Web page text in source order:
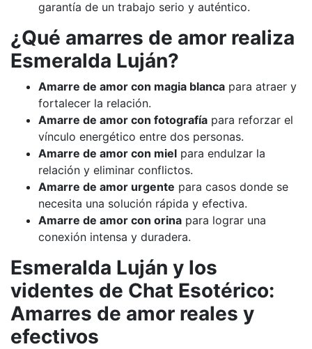
garantía de un trabajo serio y auténtico.
¿Qué amarres de amor realiza
Esmeralda Luján?
Amarre de amor con magia blanca para atraer y
fortalecer la relación.
Amarre de amor con fotografía para reforzar el
vínculo energético entre dos personas.
Amarre de amor con miel para endulzar la
relación y eliminar conflictos.
Amarre de amor urgente para casos donde se
necesita una solución rápida y efectiva.
Amarre de amor con orina para lograr una
conexión intensa y duradera.
Esmeralda Luján y los
videntes de Chat Esotérico:
Amarres de amor reales y
efectivos